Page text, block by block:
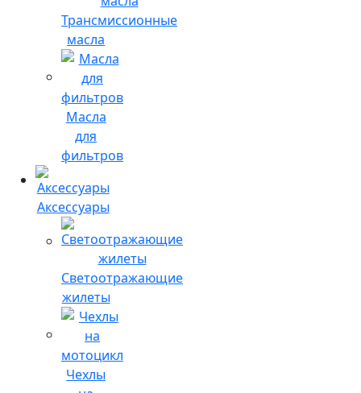
Трансмиссионные
масла
Масла
для
фильтров
Аксессуары
Светоотражающие
жилеты
Чехлы